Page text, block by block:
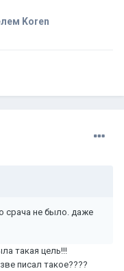
Koren
срача не было. даже
такая цель!!!
писал такое????